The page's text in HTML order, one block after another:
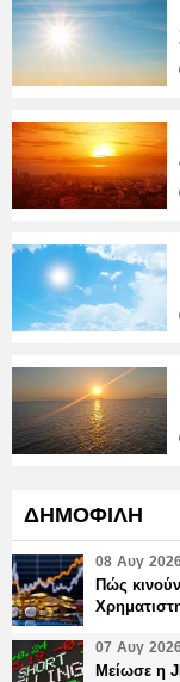
ΔΗΜΟΦΙΛΗ
08 Αυγ
Πώς
07 Αυγ
Μείωσε η